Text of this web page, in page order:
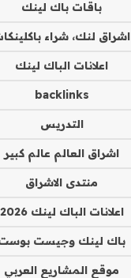
باقات باك لينك
اشراق لنك، شراء
اعلانات الباك لينك
backlinks
التدريس
اشراق العالم عالم كبير
منتدى الاشراق
اعلانات الباك لينك 2026
باك لينك وجيست
موقع المشاريع العربي